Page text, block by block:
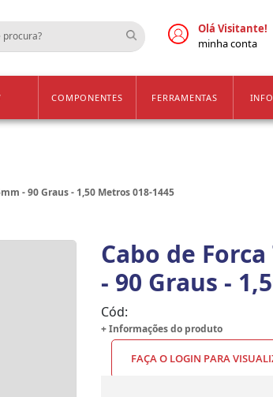
Olá Visitante!
minha conta
COMPONENTES FERRAMENTAS
- 90 Graus - 1,50 Metros 018-1445
Cabo de
- 90 Graus -
Cód:
+ Informações do produto
FAÇA O LOGIN PARA